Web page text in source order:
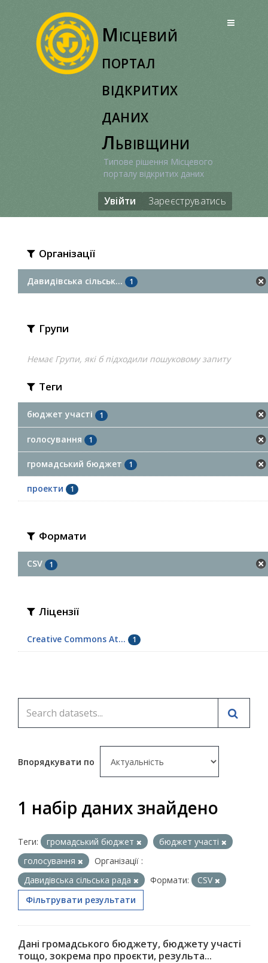
Місцевий
портал
відкритих
даних
Львівщини
Типове рішення Місцевого
порталу відкритих даних
Увійти Зареєструватись
Організації
Давидівська сільськ... 1
Групи
Немає Групи, які б підходили пошуковому запиту
Теги
бюджет участі 1
голосування 1
громадський бюджет 1
проекти 1
Формати
CSV 1
Ліцензії
Creative Commons At... 1
Впорядкувати по
1 набір даних знайдено
Теги: громадський бюджет
бюджет участі
голосування
Організації :
Давидівська сільська рада
Формати:
CSV
Фільтрувати результати
Дані громадського бюджету, бюджету участі
тощо, зокрема про проєкти, результа...